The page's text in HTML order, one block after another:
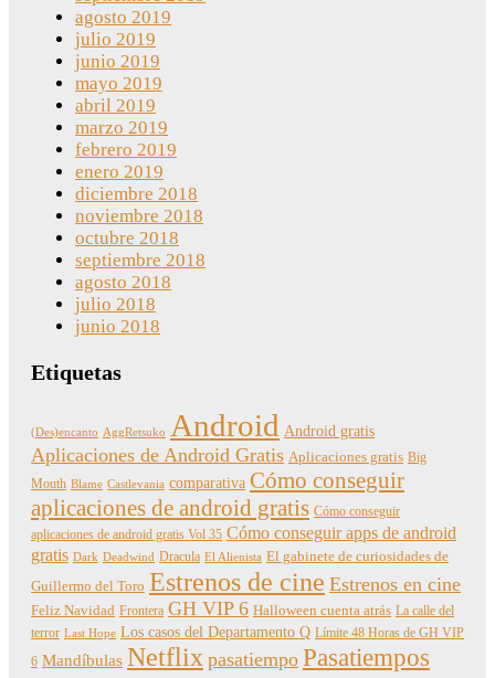
agosto 2019
julio 2019
junio 2019
mayo 2019
abril 2019
marzo 2019
febrero 2019
enero 2019
diciembre 2018
noviembre 2018
octubre 2018
septiembre 2018
agosto 2018
julio 2018
junio 2018
Etiquetas
(Des)encanto AggRetsuko Android Android gratis
Aplicaciones de Android Gratis Aplicaciones gratis Big
Mouth Blame Castlevania comparativa Cómo conseguir
aplicaciones de android gratis Cómo conseguir
aplicaciones de android gratis Vol 35 Cómo conseguir apps de android
gratis Dark Deadwind Dracula El Alienista El gabinete de curiosidades de
Guillermo del Toro Estrenos de cine Estrenos en cine
Feliz Navidad Frontera GH VIP 6 Halloween cuenta atrás La calle del
terror Last Hope Los casos del Departamento Q Límite 48 Horas de GH VIP
6 Mandíbulas Netflix pasatiempo Pasatiempos